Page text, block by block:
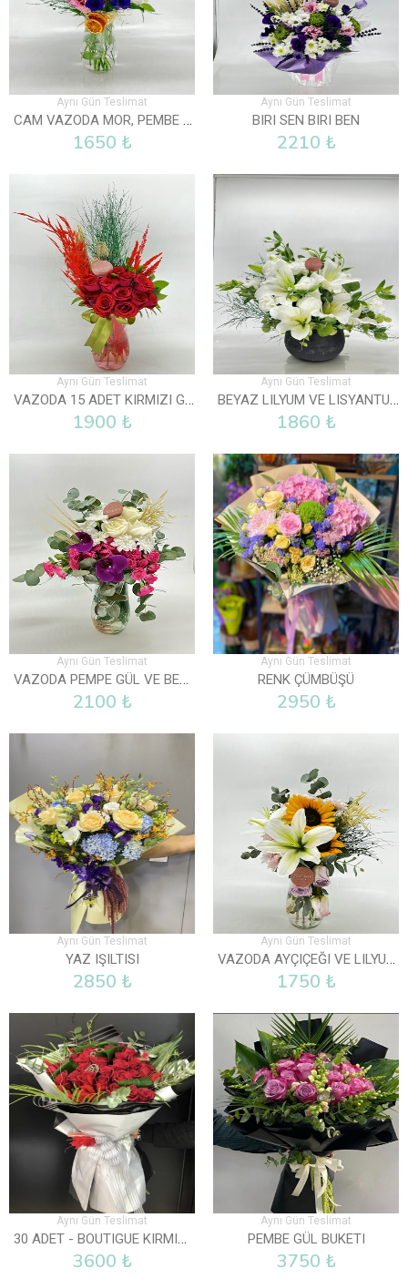
Aynı Gün Teslimat
CAM VAZODA MOR, PEMBE VE BEYAZ LISYANTUS
1650 ₺
Aynı Gün Teslimat
BIRI SEN BIRI BEN
2210 ₺
Aynı Gün Teslimat
VAZODA 15 ADET KIRMIZI GÜL
1900 ₺
Aynı Gün Teslimat
BEYAZ LILYUM VE LISYANTUS ARAJMANI
1860 ₺
Aynı Gün Teslimat
VAZODA PEMPE GÜL VE BEYAZ GÜLLER
2100 ₺
Aynı Gün Teslimat
RENK ÇÜMBÜŞÜ
2950 ₺
Aynı Gün Teslimat
YAZ IŞILTISI
2850 ₺
Aynı Gün Teslimat
VAZODA AYÇIÇEĞI VE LILYUM
1750 ₺
Aynı Gün Teslimat
30 ADET - BOUTIGUE KIRMIZI GÜL BUKETI
3600 ₺
Aynı Gün Teslimat
PEMBE GÜL BUKETI
3750 ₺